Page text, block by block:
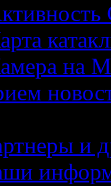
на
и